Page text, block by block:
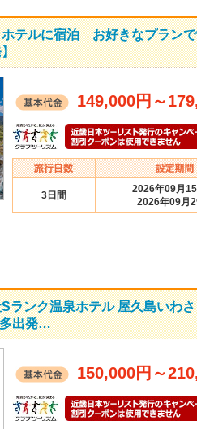
テルに宿泊 お好きなプラン
149,000円 ～
3日間
2026年09月
2026年09月
ランク温泉ホテル 屋久島いわ
多出発…
150,000円 ～